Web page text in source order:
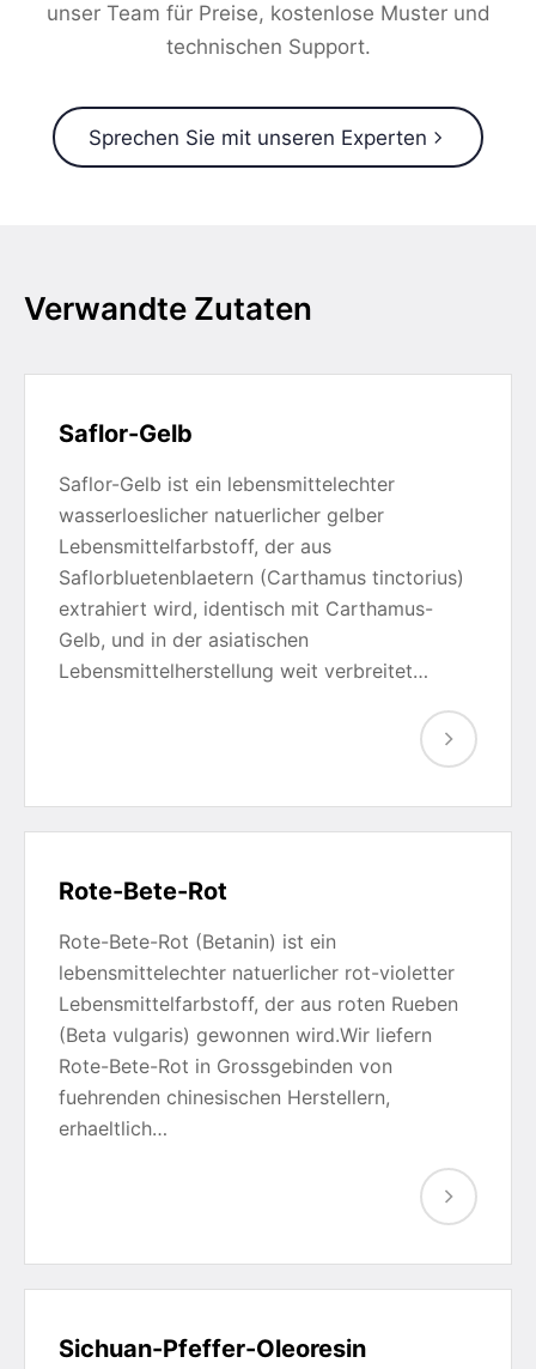
unser Team für Preise, kostenlose Muster und
technischen Support.
Sprechen Sie mit unseren Experten
Verwandte Zutaten
Saflor-Gelb
Saflor-Gelb ist ein lebensmittelechter
wasserloeslicher natuerlicher gelber
Lebensmittelfarbstoff, der aus
Saflorbluetenblaetern (Carthamus tinctorius)
extrahiert wird, identisch mit Carthamus-
Gelb, und in der asiatischen
Lebensmittelherstellung weit verbreitet…
Rote-Bete-Rot
Rote-Bete-Rot (Betanin) ist ein
lebensmittelechter natuerlicher rot-violetter
Lebensmittelfarbstoff, der aus roten Rueben
(Beta vulgaris) gewonnen wird.Wir liefern
Rote-Bete-Rot in Grossgebinden von
fuehrenden chinesischen Herstellern,
erhaeltlich…
Sichuan-Pfeffer-Oleoresin